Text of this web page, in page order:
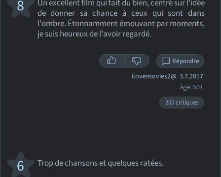
Un excellent film qui fait du bien, centré sur l'idée
de donner sa chance à ceux qui sont dans
l'ombre. Étonnamment émouvant par moments,
je suis heureux de l'avoir regardé.
8
Répondre
ilovemovies2@ 3.7.2017
âge: 50+
200 critiques
Trop de chansons et quelques ratées.
6